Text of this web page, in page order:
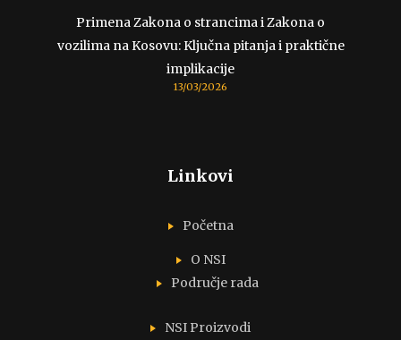
Primena Zakona o strancima i Zakona o
vozilima na Kosovu: Ključna pitanja i praktične
implikacije
13/03/2026
Linkovi
Početna
O NSI
Područje rada
NSI Proizvodi